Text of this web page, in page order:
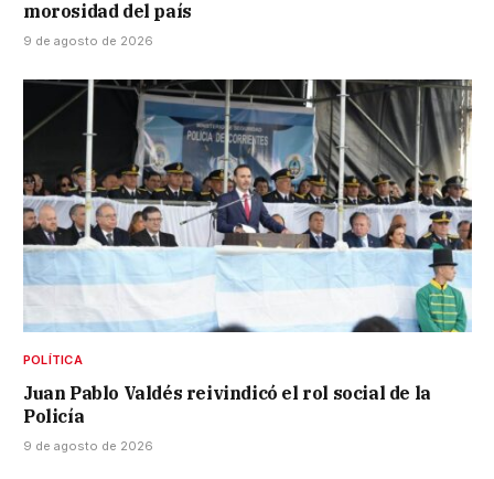
morosidad del país
9 de agosto de 2026
POLÍTICA
Juan Pablo Valdés reivindicó el rol social de la
Policía
9 de agosto de 2026